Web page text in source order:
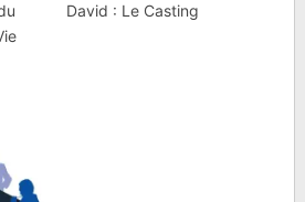
David : Le Casting